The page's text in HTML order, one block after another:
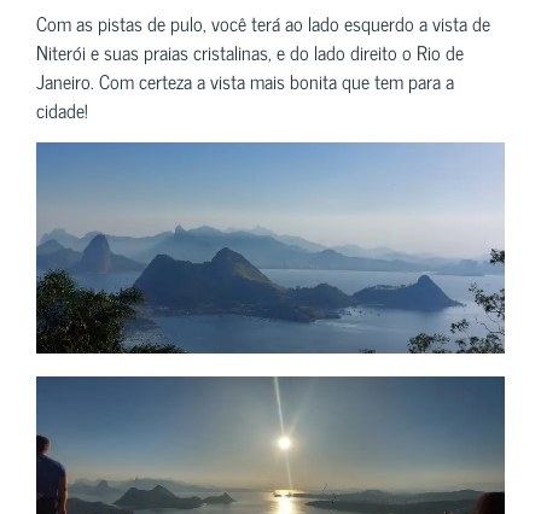
Com as pistas de pulo, você terá ao lado esquerdo a vista de
Niterói e suas praias cristalinas, e do lado direito o Rio de
Janeiro. Com certeza a vista mais bonita que tem para a
cidade!